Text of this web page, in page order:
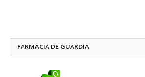
FARMACIA DE GUARDIA